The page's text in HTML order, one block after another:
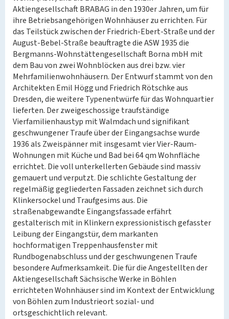
Aktiengesellschaft BRABAG in den 1930er Jahren, um für
ihre Betriebsangehörigen Wohnhäuser zu errichten. Für
das Teilstück zwischen der Friedrich-Ebert-Straße und der
August-Bebel-Straße beauftragte die ASW 1935 die
Bergmanns-Wohnstättengesellschaft Borna mbH mit
dem Bau von zwei Wohnblöcken aus drei bzw. vier
Mehrfamilienwohnhäusern. Der Entwurf stammt von den
Architekten Emil Högg und Friedrich Rötschke aus
Dresden, die weitere Typenentwürfe für das Wohnquartier
lieferten. Der zweigeschossige traufständige
Vierfamilienhaustyp mit Walmdach und signifikant
geschwungener Traufe über der Eingangsachse wurde
1936 als Zweispänner mit insgesamt vier Vier-Raum-
Wohnungen mit Küche und Bad bei 64 qm Wohnfläche
errichtet. Die voll unterkellerten Gebäude sind massiv
gemauert und verputzt. Die schlichte Gestaltung der
regelmäßig gegliederten Fassaden zeichnet sich durch
Klinkersockel und Traufgesims aus. Die
straßenabgewandte Eingangsfassade erfährt
gestalterisch mit in Klinkern expressionistisch gefasster
Leibung der Eingangstür, dem markanten
hochformatigen Treppenhausfenster mit
Rundbogenabschluss und der geschwungenen Traufe
besondere Aufmerksamkeit. Die für die Angestellten der
Aktiengesellschaft Sächsische Werke in Böhlen
errichteten Wohnhäuser sind im Kontext der Entwicklung
von Böhlen zum Industrieort sozial- und
ortsgeschichtlich relevant.